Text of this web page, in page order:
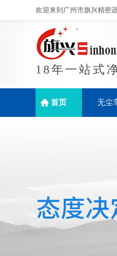
欢迎来到广州市旗兴精密
18年一站式
首页 无尘